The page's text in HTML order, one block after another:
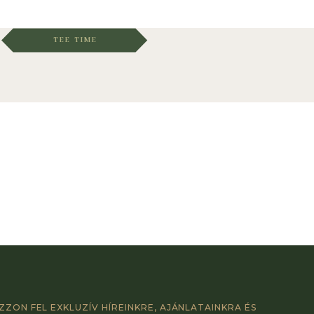
TEE TIME
FEL EXKLUZÍV HÍREINKRE, AJÁNLATAINKRA ÉS